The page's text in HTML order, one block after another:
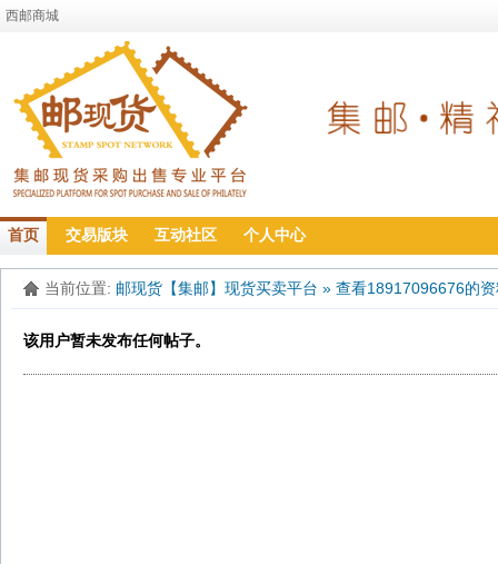
西邮商城
首页 交易版块 互动社区 个人中心
当前位置: 邮现货【集邮】现货买卖平台 » 查看18917096676的
该用户暂未发布任何帖子。